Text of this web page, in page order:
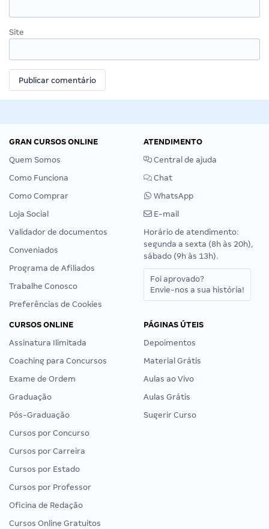
Site
GRAN CURSOS ONLINE
Quem Somos
Como Funciona
Como Comprar
Loja Social
Validador de documentos
Conveniados
Programa de Afiliados
Trabalhe Conosco
Preferências de Cookies
ATENDIMENTO
Central de ajuda
Chat
WhatsApp
E-mail
Horário de atendimento:
segunda a sexta (8h às 20h),
sábado (9h às 13h).
Foi aprovado?
Envie-nos a sua história!
CURSOS ONLINE
Assinatura Ilimitada
Coaching para Concursos
Exame de Ordem
Graduação
Pós-Graduação
Cursos por Concurso
Cursos por Carreira
Cursos por Estado
Cursos por Professor
Oficina de Redação
Cursos Online Gratuitos
PÁGINAS ÚTEIS
Depoimentos
Material Grátis
Aulas ao Vivo
Aulas Grátis
Sugerir Curso